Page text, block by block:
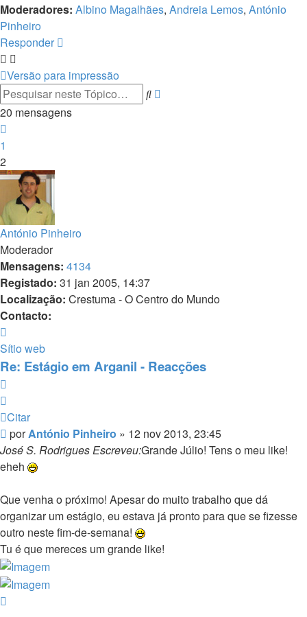
Moderadores: Albino Magalhães, Andreia Lemos, António
Pinheiro
Responder
Versão para impressão
Pesquisar
20 mensagens
1
2
António Pinheiro
Moderador
Mensagens: 4134
Registado: 31 jan 2005, 14:37
Localização: Crestuma - O Centro do Mundo
Contacto:
António
Pinheiro
Sítio web
Re: Estágio em Arganil - Reacções
Citar
Mensagem
porAntónio Pinheiro » 12 nov 2013, 23:45
José S. Rodrigues Escreveu:Grande Júlio! Tens o meu like!
eheh
Que venha o próximo! Apesar do muito trabalho que dá
organizar um estágio, eu estava já pronto para que se fizesse
outro neste fim-de-semana!
Tu é que mereces um grande like!